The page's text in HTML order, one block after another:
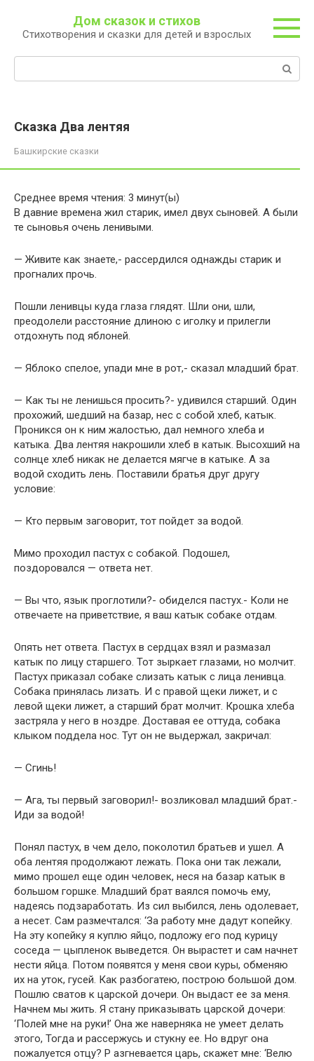
контенту
Дом сказок и стихов
Стихотворения и сказки для детей и взрослых
Сказка Два лентяя
Башкирские сказки
Среднее время чтения: 3 минут(ы)
В давние времена жил старик, имел двух сыновей. А были
те сыновья очень ленивыми.
— Живите как знаете,- рассердился однажды старик и
прогналих прочь.
Пошли ленивцы куда глаза глядят. Шли они, шли,
преодолели расстояние длиною с иголку и прилегли
отдохнуть под яблоней.
— Яблоко спелое, упади мне в рот,- сказал младший брат.
— Как ты не ленишься просить?- удивился старший. Один
прохожий, шедший на базар, нес с собой хлеб, катык.
Проникся он к ним жалостью, дал немного хлеба и
катыка. Два лентяя накрошили хлеб в катык. Высохший на
солнце хлеб никак не делается мягче в катыке. А за
водой сходить лень. Поставили братья друг другу
условие:
— Кто первым заговорит, тот пойдет за водой.
Мимо проходил пастух с собакой. Подошел,
поздоровался — ответа нет.
— Вы что, язык проглотили?- обиделся пастух.- Коли не
отвечаете на приветствие, я ваш катык собаке отдам.
Опять нет ответа. Пастух в сердцах взял и размазал
катык по лицу старшего. Тот зыркает глазами, но молчит.
Пастух приказал собаке слизать катык с лица ленивца.
Собака принялась лизать. И с правой щеки лижет, и с
левой щеки лижет, а старший брат молчит. Крошка хлеба
застряла у него в ноздре. Доставая ее оттуда, собака
клыком поддела нос. Тут он не выдержал, закричал:
— Сгинь!
— Ага, ты первый заговорил!- возликовал младший брат.-
Иди за водой!
Понял пастух, в чем дело, поколотил братьев и ушел. А
оба лентяя продолжают лежать. Пока они так лежали,
мимо прошел еще один человек, неся на базар катык в
большом горшке. Младший брат ваялся помочь ему,
надеясь подзаработать. Из сил выбился, лень одолевает,
а несет. Сам размечтался: ‘За работу мне дадут копейку.
На эту копейку я куплю яйцо, подложу его под курицу
соседа — цыпленок выведется. Он вырастет и сам начнет
нести яйца. Потом появятся у меня свои куры, обменяю
их на уток, гусей. Как разбогатею, построю большой дом.
Пошлю сватов к царской дочери. Он выдаст ее за меня.
Начнем мы жить. Я стану приказывать царской дочери:
‘Полей мне на руки!’ Она же наверняка не умеет делать
этого, Тогда и рассержусь и стукну ее. Но вдруг она
пожалуется отцу? Р азгневается царь, скажет мне: ‘Велю